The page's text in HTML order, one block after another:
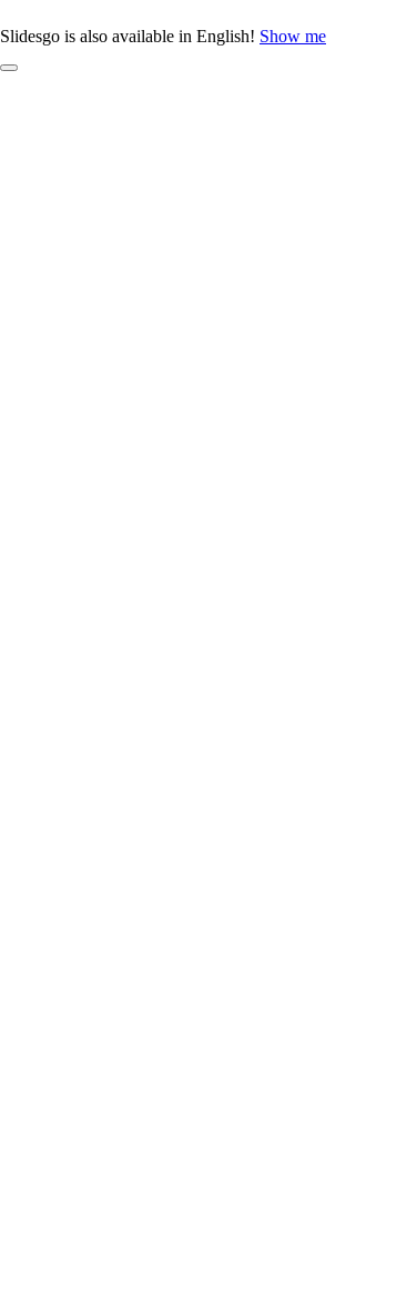
Slidesgo is also available in English! Show me